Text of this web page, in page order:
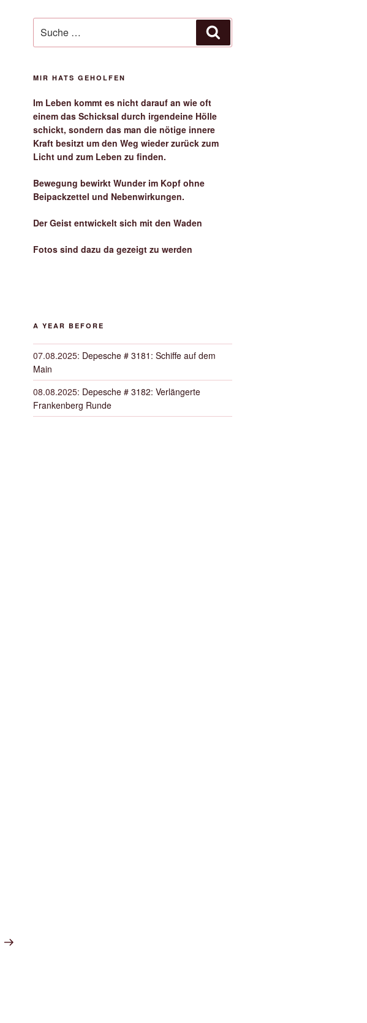
nach:
MIR HATS GEHOLFEN
Im Leben kommt es nicht darauf an wie oft
einem das Schicksal durch irgendeine Hölle
schickt, sondern das man die nötige innere
Kraft besitzt um den Weg wieder zurück zum
Licht und zum Leben zu finden.
Bewegung bewirkt Wunder im Kopf ohne
Beipackzettel und Nebenwirkungen.
Der Geist entwickelt sich mit den Waden
Fotos sind dazu da gezeigt zu werden
A YEAR BEFORE
07.08.2025: Depesche # 3181: Schiffe auf dem
Main
08.08.2025: Depesche # 3182: Verlängerte
Frankenberg Runde